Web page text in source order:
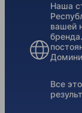
Наша
вашей
Все